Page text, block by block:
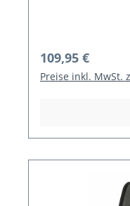
Regulärer Preis:
109,95 €
Preise inkl. MwSt.